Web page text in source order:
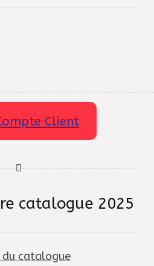
Client
catalogue 2025
du catalogue